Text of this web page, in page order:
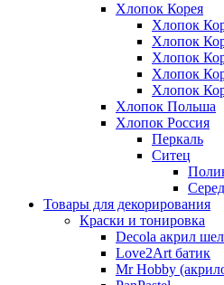
Хлопок Корея
Хлопок
Хлопок
Хлопок
Хлопок
Хлопок
Хлопок Польша
Хлопок Россия
Перкаль
Ситец
Товары для декорирования
Краски и тонировка
Decola акрил
Love2Art батик
Mr Hobby